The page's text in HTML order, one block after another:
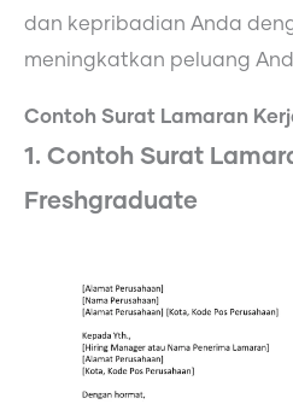
dan kepribadian Anda
meningkatkan peluang
Contoh Surat Lamaran
1. Contoh Surat
Freshgraduate